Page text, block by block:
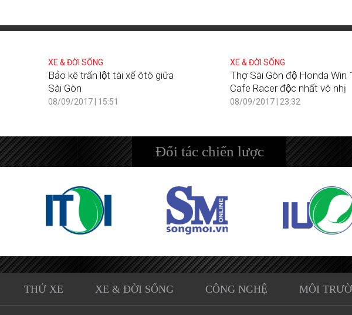
XE & ĐỜI SỐNG
Bảo kê trấn lột tài xế ôtô giữa
Sài Gòn
08/09/2017 | 15:51
XE & ĐỜI SỐNG
Thợ Sài Gòn độ Honda Win
Cafe Racer độc nhất vô nhị
08/09/2017 | 23:32
Đối tác chiến lược
THỬ XE XE & ĐỜI SỐNG CÔNG NGHỆ MÔI